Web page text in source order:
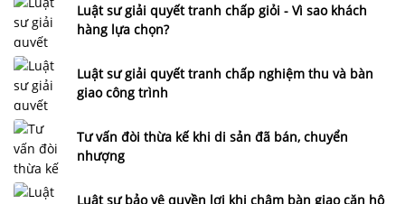
Luật sư giải quyết tranh chấp giỏi - Vì sao khách
hàng lựa chọn?
Luật sư giải quyết tranh chấp nghiệm thu và bàn
giao công trình
Tư vấn đòi thừa kế khi di sản đã bán, chuyển
nhượng
Luật sư bảo vệ quyền lợi khi chậm bàn giao căn hộ